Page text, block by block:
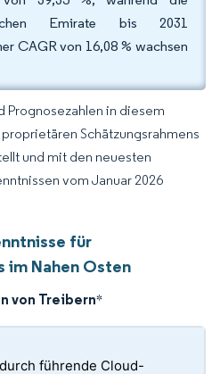
Emirate bis 2031
CAGR von 16,08 % wachsen
Prognosezahlen in diesem
Schätzungsrahmens
und mit den neuesten
vom Januar 2026
für
im Nahen Osten
von Treibern*
führende Cloud-